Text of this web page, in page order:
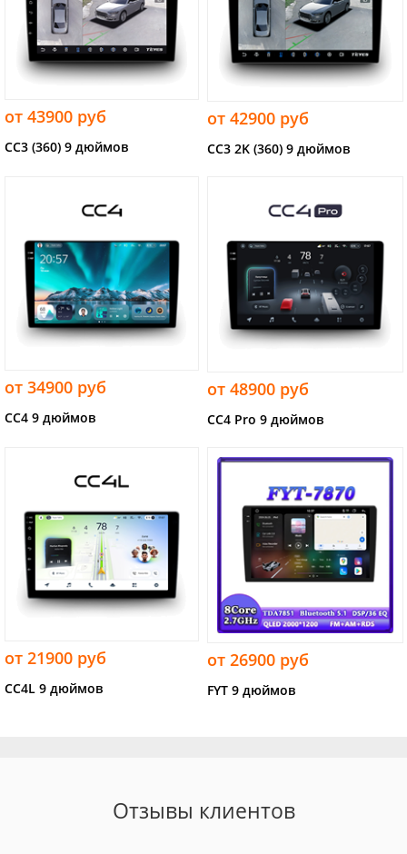
от 43900 руб
CC3 (360) 9 дюймов
от 42900 руб
CC3 2K (360) 9 дюймов
от 34900 руб
CC4 9 дюймов
от 48900 руб
CC4 Pro 9 дюймов
от 21900 руб
CC4L 9 дюймов
от 26900 руб
FYT 9 дюймов
Отзывы клиентов